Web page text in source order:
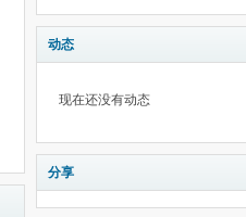
动态
现在还没有动态
分享